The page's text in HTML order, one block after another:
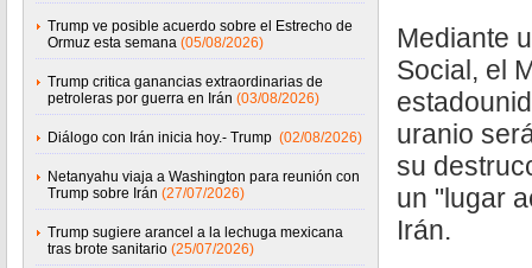
Trump ve posible acuerdo sobre el Estrecho de
Ormuz esta semana (05/08/2026)
Trump critica ganancias extraordinarias de
petroleras por guerra en Irán (03/08/2026)
Diálogo con Irán inicia hoy.- Trump (02/08/2026)
Netanyahu viaja a Washington para reunión con
Trump sobre Irán (27/07/2026)
Trump sugiere arancel a la lechuga mexicana
tras brote sanitario (25/07/2026)
Mediante
Social, el
uranio
su
un "lugar
Irán.